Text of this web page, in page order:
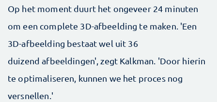
Op het moment duurt het ongeveer 24 minuten
om een complete 3D-afbeelding te maken. 'Een
3D-afbeelding bestaat wel uit 36
duizend afbeeldingen', zegt Kalkman. 'Door hierin
te optimaliseren, kunnen we het proces nog
versnellen.'